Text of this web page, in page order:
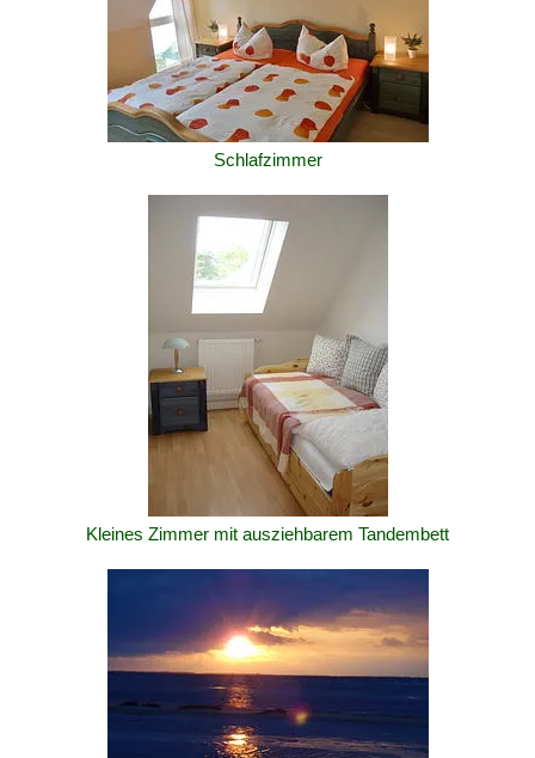
Schlafzimmer
Kleines Zimmer mit ausziehbarem Tandembett